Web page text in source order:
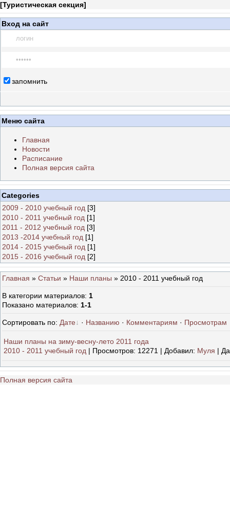
[Туристическая секция]
Вход на сайт
запомнить
Меню сайта
Главная
Новости
Расписание
Полная версия сайта
Categories
2009 - 2010 учебный год [3]
2010 - 2011 учебный год [1]
2011 - 2012 учебный год [3]
2013 -2014 учебный год [1]
2014 - 2015 учебный год [1]
2015 - 2016 учебный год [2]
Главная » Статьи » Наши планы » 2010 - 2011 учебный год
В категории материалов: 1
Показано материалов: 1-1
Сортировать по: Дате · Названию · Комментариям · Просмотрам
Наши планы на зиму-весну-лето 2011 года
2010 - 2011 учебный год | Просмотров: 12271 | Добавил: Муля |
Полная версия сайта